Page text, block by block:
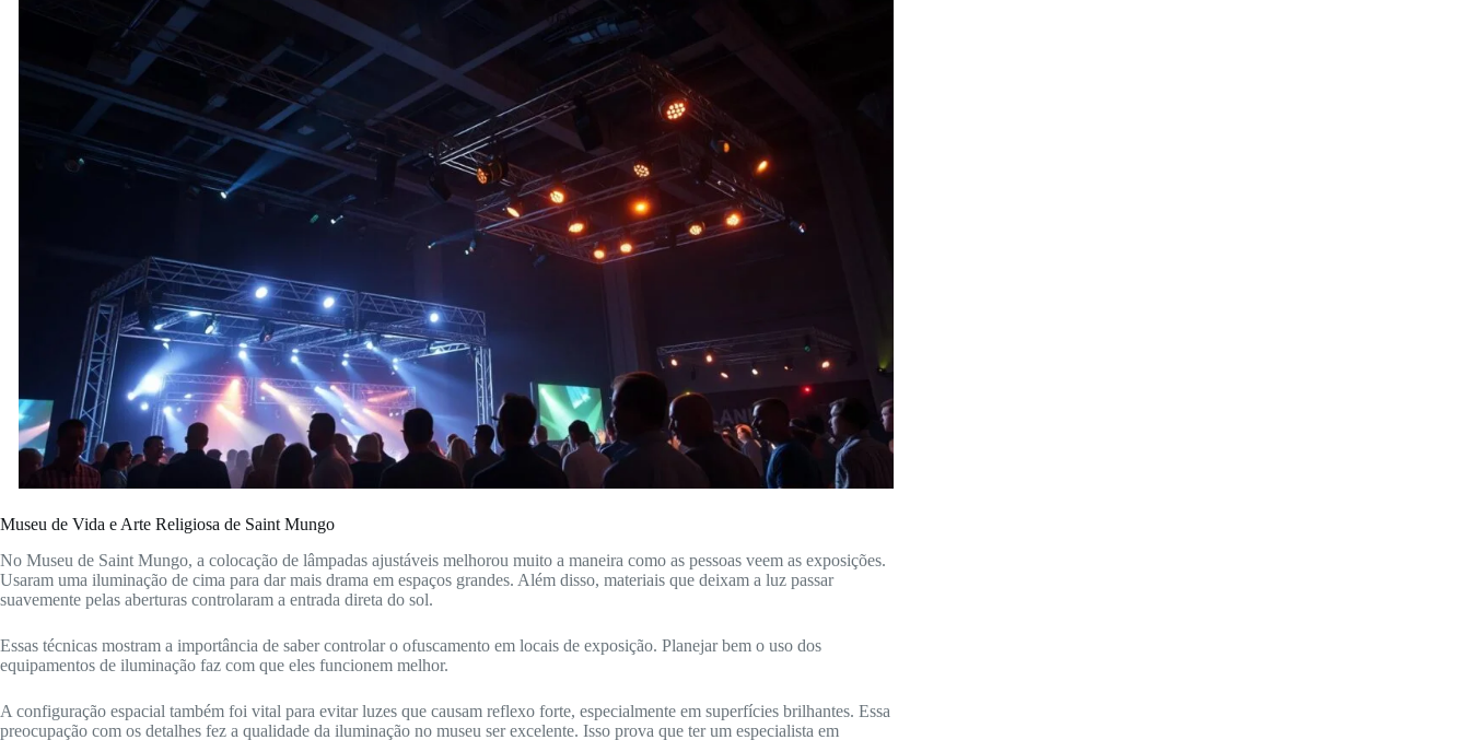
Museu de Vida e Arte Religiosa de Saint Mungo
No Museu de Saint Mungo, a colocação de lâmpadas ajustáveis melhorou muito a maneira como as pessoas veem as exposições.
Usaram uma iluminação de cima para dar mais drama em espaços grandes. Além disso, materiais que deixam a luz passar
suavemente pelas aberturas controlaram a entrada direta do sol.
Essas técnicas mostram a importância de saber controlar o ofuscamento em locais de exposição. Planejar bem o uso dos
equipamentos de iluminação faz com que eles funcionem melhor.
A configuração espacial também foi vital para evitar luzes que causam reflexo forte, especialmente em superfícies brilhantes. Essa
preocupação com os detalhes fez a qualidade da iluminação no museu ser excelente. Isso prova que ter um especialista em